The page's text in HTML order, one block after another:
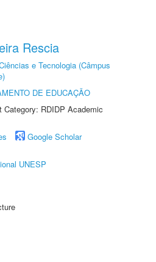
Rescia
e Tecnologia (Câmpus
DE EDUCAÇÃO
RDIDP Academic
Google Scholar
UNESP